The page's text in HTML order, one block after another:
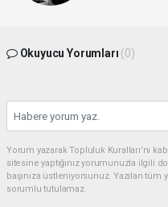
Okuyucu Yorumları (0)
Yorum yazarak Topluluk Kuralları’nı
sitesine yaptığınız yorumunuzla ilgili
başınıza üstleniyorsunuz. Yazılan
sorumlu tutulamaz.